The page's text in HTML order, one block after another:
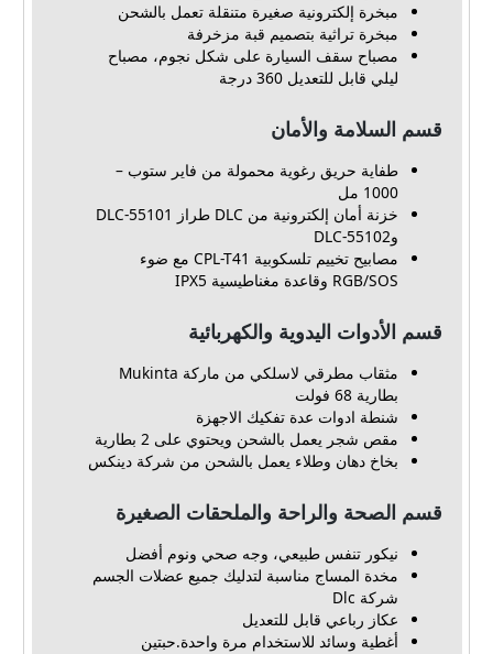
مبخرة إلكترونية صغيرة متنقلة تعمل بالشحن
مبخرة تراثية بتصميم قبة مزخرفة
مصباح سقف السيارة على شكل نجوم، مصباح
ليلي قابل للتعديل 360 درجة
قسم السلامة والأمان
طفاية حريق رغوية محمولة من فاير ستوب –
1000 مل
خزنة أمان إلكترونية من DLC طراز DLC-55101
وDLC-55102
مصابيح تخييم تلسكوبية CPL-T41 مع ضوء
RGB/SOS وقاعدة مغناطيسية IPX5
قسم الأدوات اليدوية والكهربائية
مثقاب مطرقي لاسلكي من ماركة Mukinta
بطارية 68 فولت
شنطة ادوات عدة تفكيك الاجهزة
مقص شجر يعمل بالشحن ويحتوي على 2 بطارية
بخاخ دهان وطلاء يعمل بالشحن من شركة دينكس
قسم الصحة والراحة والملحقات الصغيرة
نيكور تنفس طبيعي، وجه صحي ونوم أفضل
مخدة المساج مناسبة لتدليك جميع عضلات الجسم
شركة Dlc
عكاز رباعي قابل للتعديل
أغطية وسائد للاستخدام مرة واحدة.حبتين